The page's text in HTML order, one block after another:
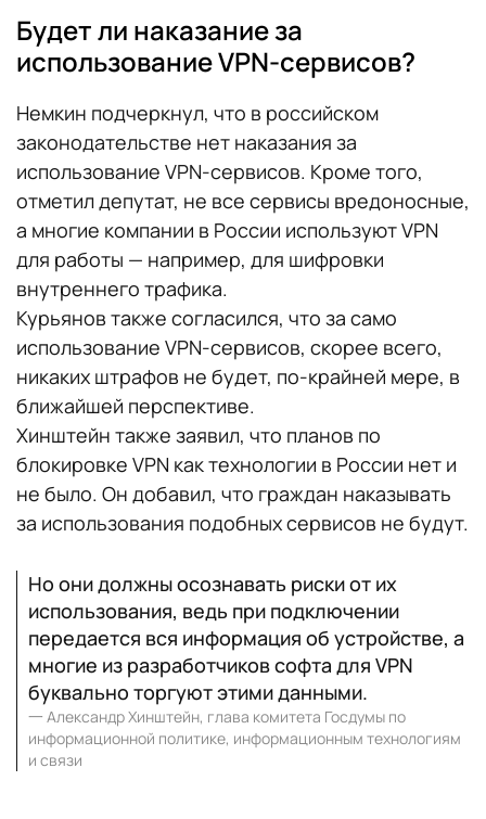
Будет ли наказание за
использование VPN-сервисов?
Немкин подчеркнул, что в российском
законодательстве нет наказания за
использование VPN-сервисов. Кроме того,
отметил депутат, не все сервисы вредоносные,
а многие компании в России используют VPN
для работы — например, для шифровки
внутреннего трафика.
Курьянов также согласился, что за само
использование VPN-сервисов, скорее всего,
никаких штрафов не будет, по-крайней мере, в
ближайшей перспективе.
Хинштейн также заявил, что планов по
блокировке VPN как технологии в России нет и
не было. Он добавил, что граждан наказывать
за использования подобных сервисов не будут.
Но они должны осознавать риски от их
использования, ведь при подключении
передается вся информация об устройстве, а
многие из разработчиков софта для VPN
буквально торгуют этими данными.
一 Александр Хинштейн, глава комитета Госдумы по
информационной политике, информационным технологиям
и связи